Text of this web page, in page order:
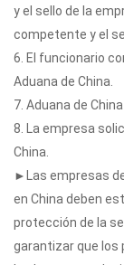
y el sello de la
competente y el
6. El funcionario
Aduana de China.
7. Aduana de
8. La empresa
China.
►Las empresas
en China deben
protección de la
garantizar que los